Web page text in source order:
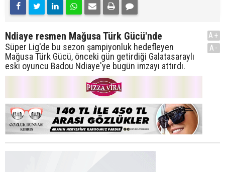
Ndiaye resmen Mağusa Türk Gücü'nde
Süper Lig'de bu sezon şampiyonluk hedefleyen
Mağusa Türk Gücü, önceki gün getirdiği Galatasaraylı
eski oyuncu Badou Ndiaye'ye bugün imzayı attırdı.
A+
A-